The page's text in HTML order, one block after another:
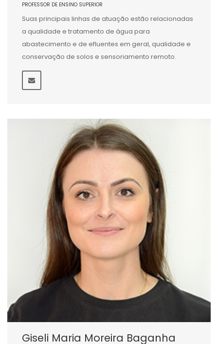
PROFESSOR DE ENSINO SUPERIOR
Suas principais linhas de atuação estão relacionadas
a qualidade e tratamento de água para
abastecimento e de efluentes em geral, qualidade e
conservação de solos e sensoriamento remoto.
Giseli Maria Moreira Baganha